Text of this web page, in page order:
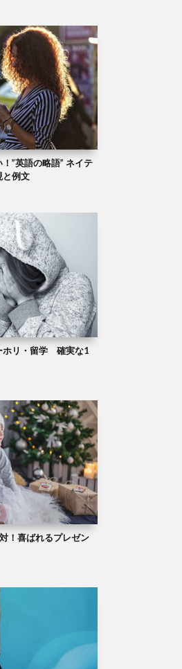
”英語の略語” ネイテ
と例文
ホリ・留学 確実な1
！喜ばれるプレゼン